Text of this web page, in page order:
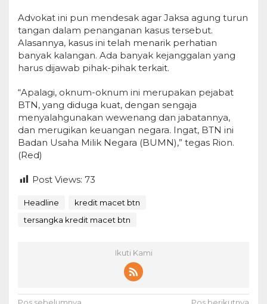
Advokat ini pun mendesak agar Jaksa agung turun
tangan dalam penanganan kasus tersebut.
Alasannya, kasus ini telah menarik perhatian
banyak kalangan. Ada banyak kejanggalan yang
harus dijawab pihak-pihak terkait.
“Apalagi, oknum-oknum ini merupakan pejabat
BTN, yang diduga kuat, dengan sengaja
menyalahgunakan wewenang dan jabatannya,
dan merugikan keuangan negara. Ingat, BTN ini
Badan Usaha Milik Negara (BUMN),” tegas Rion.
(Red)
Post Views: 73
Headline
kredit macet btn
tersangka kredit macet btn
Ikuti Kami